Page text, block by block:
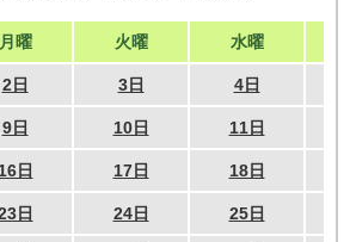
月曜 火曜 水曜
2日 3日 4日
9日 10日 11日
16日 17日 18日
日 24日 25日